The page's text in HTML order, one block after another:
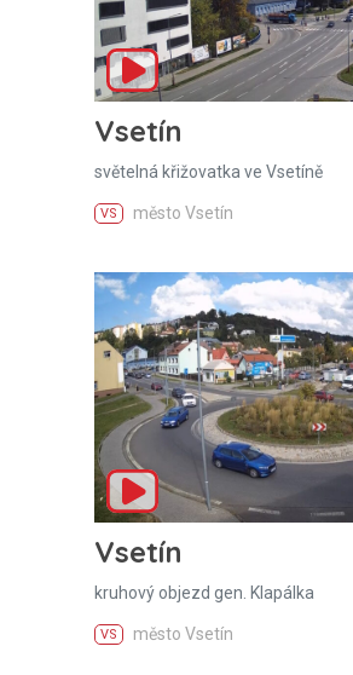
Vsetín
světelná křižovatka ve Vsetíně
VS město Vsetín
Vsetín
kruhový objezd gen. Klapálka
VS město Vsetín